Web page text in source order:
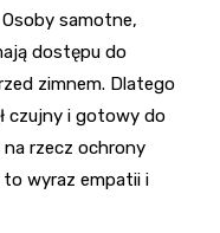
samotne,
dostępu do
zimnem. Dlatego
czujny i gotowy do
na rzecz ochrony
to wyraz empatii i